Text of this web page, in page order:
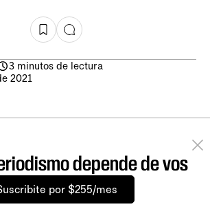
3 minutos de lectura
2021
depende de vos
por $255/mes